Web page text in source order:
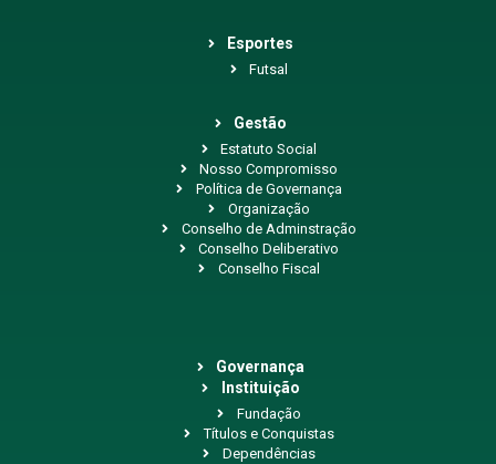
Esportes
Futsal
Gestão
Estatuto Social
Nosso Compromisso
Política de Governança
Organização
Conselho de Adminstração
Conselho Deliberativo
Conselho Fiscal
Governança
Instituição
Fundação
Títulos e Conquistas
Dependências